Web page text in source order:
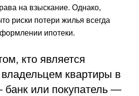
на взыскание. Однако,
риски потери жилья всегда
ипотеки.
кто является
квартиры в
банк или покупатель —